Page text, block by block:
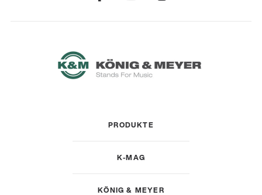
PRODUKTE
K-MAG
KÖNIG & MEYER